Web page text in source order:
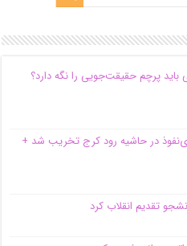
پرچم حقیقت‌جویی را نگه دارد؟
در حاشیه‌ رود کرج تخریب شد +